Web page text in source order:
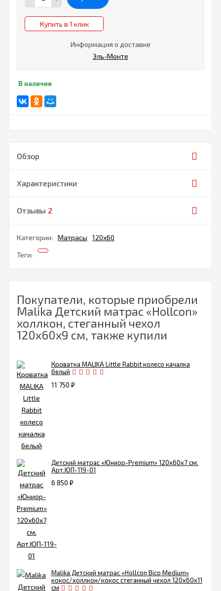
Купить в 1 клик
Информация о доставке
Эль-Монте
В наличии
Обзор
Характеристики
Отзывы 2
Категории: Матрасы 120х60
Теги:
Покупатели, которые приобрели
Malika Детский матрас «Hollcon»
холлкон, стеганный чехол
120х60х9 см, также купили
Кроватка MALIKA Little Rabbit колесо качалка
белый
11 750 ₽
Детский матрас «Юниор-Premium» 120х60х7 см.
Арт.ЮП-119-01
6 850 ₽
Malika Детский матрас «Hollcon Bico Medium»
кокос/холлкон/кокос стеганный чехол 120х60х11
см